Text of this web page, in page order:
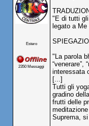
Estero
2350 Messaggi
"E di tutti
legato a
"La parola
interessata
[...]
Tutti gli
gradino
frutti delle
Suprema,